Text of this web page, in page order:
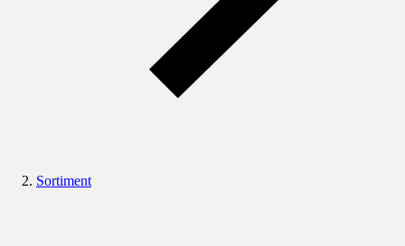
Sortiment